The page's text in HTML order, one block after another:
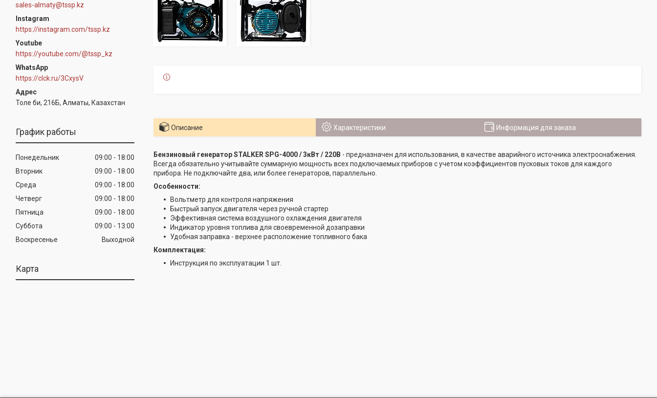
sales-almaty@tssp.kz
Instagram
https://instagram.com/tssp.kz
Youtube
https://youtube.com/@tssp_kz
WhatsApp
https://clck.ru/3CxysV
Толе би, 216Б, Алматы, Казахстан
График работы
Понедельник 09:00
18:00
Вторник
09:00
18:00
Среда
09:00
18:00
Четверг
09:00
18:00
Пятница
09:00
18:00
Суббота
09:00
13:00
Воскресенье
Выходной
Карта
Описание Характеристики Информация для заказа
Бензиновый генератор STALKER SPG-4000 / 3кВт / 220В - предназначен для использования, в качестве аварийного источника электроснабжения.
Всегда обязательно учитывайте суммарную мощность всех подключаемых приборов с учетом коэффициентов пусковых токов для каждого
прибора. Не подключайте два, или более генераторов, параллельно.
Особенности:
Вольтметр для контроля напряжения
Быстрый запуск двигателя через ручной стартер
Эффективная система воздушного охлаждения двигателя
Индикатор уровня топлива для своевременной дозаправки
Удобная заправка - верхнее расположение топливного бака
Комплектация:
Инструкция по эксплуатации 1 шт.